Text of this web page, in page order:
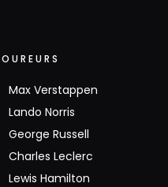
Max Verstappen
Lando Norris
George Russell
Charles Leclerc
Lewis Hamilton